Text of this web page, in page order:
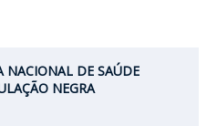
NACIONAL DE SAÚDE
NEGRA